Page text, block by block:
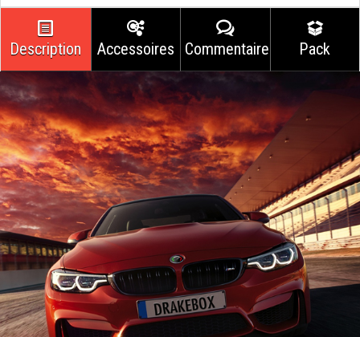
Description Accessoires Commentaires Pack